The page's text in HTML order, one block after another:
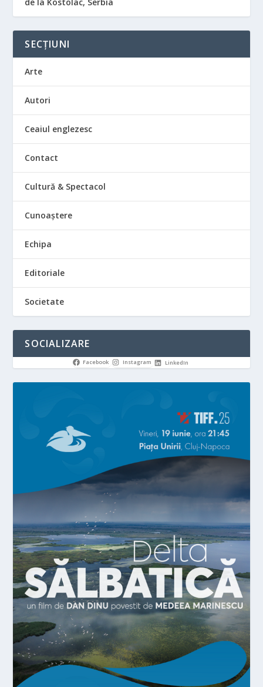
SECȚIUNI
Arte
Autori
Ceaiul englezesc
Contact
Cultură & Spectacol
Cunoaștere
Echipa
Editoriale
Societate
SOCIALIZARE
Facebook Instagram LinkedIn